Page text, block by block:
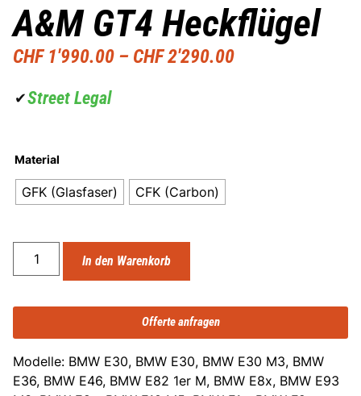
A&M GT4 Heckflügel
CHF1'990.00 – CHF2'290.00
✔Street Legal
Material
GFK (Glasfaser) CFK (Carbon)
In den Warenkorb
Offerte anfragen
Modelle: BMW E30, BMW E30, BMW E30 M3, BMW
E36, BMW E46, BMW E82 1er M, BMW E8x, BMW E93